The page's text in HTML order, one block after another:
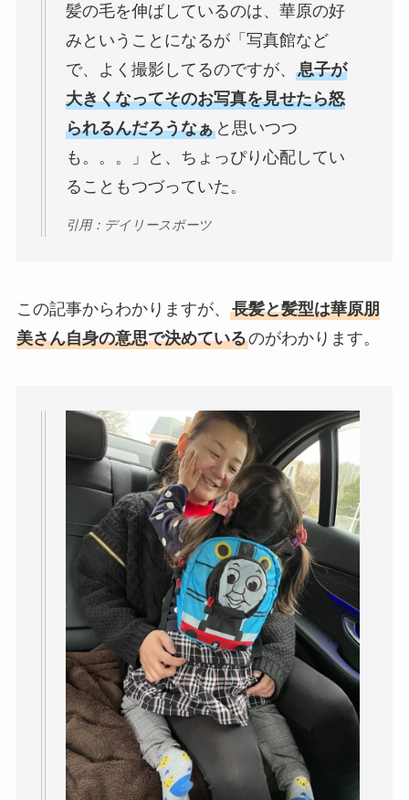
髪の毛を伸ばしているのは、華原の好
みということになるが「写真館など
で、よく撮影してるのですが、 息子が
大きくなってそのお写真を見せたら怒
られるんだろうなぁと思いつつ
も。。。」と、ちょっぴり心配してい
ることもつづっていた。
引用：デイリースポーツ
この記事からわかりますが、 長髪と髪型は華原朋
美さん自身の意思で決めているのがわかります。